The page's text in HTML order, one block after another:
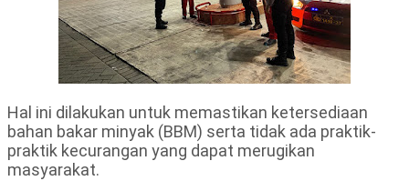
Hal ini dilakukan untuk memastikan ketersediaan
bahan bakar minyak (BBM) serta tidak ada praktik-
praktik kecurangan yang dapat merugikan
masyarakat.